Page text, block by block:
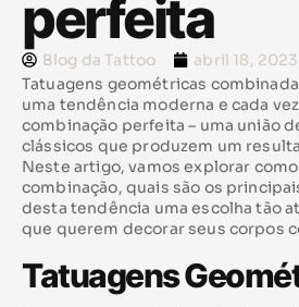
perfeita
Blog da Tattoo abril 18, 2023
Tatuagens geométricas
uma tendência moderna e cada
combinação perfeita – uma união
clássicos que produzem um
Neste artigo, vamos explorar
combinação, quais são os
desta tendência uma escolha tão
que querem decorar seus corpos
Tatuagens